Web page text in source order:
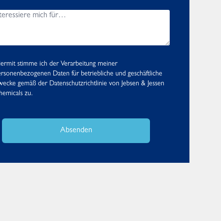
stimme ich der Verarbeitung meiner
Daten für betriebliche und geschäftliche
gemäß der Datenschutzrichtlinie von Jebsen & Jessen
zu.
Absenden